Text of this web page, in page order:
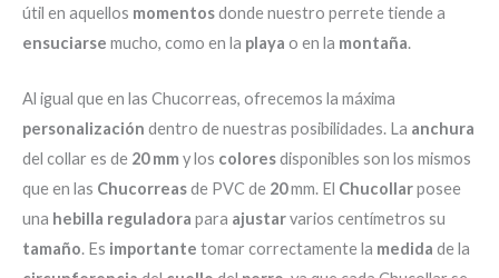
útil en aquellos momentosdonde nuestro perrete tiende a
ensuciarse mucho, como en la playa o en la montaña.
Al igual que en las Chucorreas, ofrecemos la máxima
personalización dentro de nuestras posibilidades. La anchura
del collar es de 20 mm y los coloresdisponibles son los mismos
que en las Chucorreasde PVC de 20mm. El Chucollarposee
una hebilla reguladora para ajustarvarios centímetros su
tamaño. Es importante tomar correctamente la medida de la